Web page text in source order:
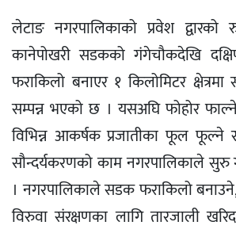
लेटाङ नगरपालिकाको प्रवेश
कानेपोखरी सडकको गंगेचौकदेखि
फराकिलो बनाएर १ किलोमिटर
सम्पन्न भएको छ । यसअघि फोहोर फाल्ने
विभिन्न आकर्षक प्रजातीका फूल फूल्ने
सौन्दर्यकरणको काम नगरपालिकाले सुरु
। नगरपालिकाले सडक फराकिलो
विरुवा संरक्षणका लागि तारजाली